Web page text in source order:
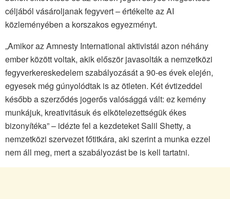
céljából vásároljanak fegyvert – értékelte az AI
közleményében a korszakos egyezményt.
„Amikor az Amnesty International aktivistái azon néhány
ember között voltak, akik először javasolták a nemzetközi
fegyverkereskedelem szabályozását a 90-es évek elején,
egyesek még gúnyolódtak is az ötleten. Két évtizeddel
később a szerződés jogerős valósággá vált: ez kemény
munkájuk, kreativitásuk és elkötelezettségük ékes
bizonyítéka” – idézte fel a kezdeteket Salil Shetty, a
nemzetközi szervezet főtitkára, aki szerint a munka ezzel
nem áll meg, mert a szabályozást be is kell tartatni.